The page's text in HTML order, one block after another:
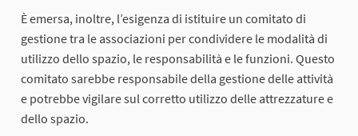
È emersa, inoltre, l’esigenza di istituire un comitato di
gestione tra le associazioni per condividere le modalità di
utilizzo dello spazio, le responsabilità e le funzioni. Questo
comitato sarebbe responsabile della gestione delle attività
e potrebbe vigilare sul corretto utilizzo delle attrezzature e
dello spazio.